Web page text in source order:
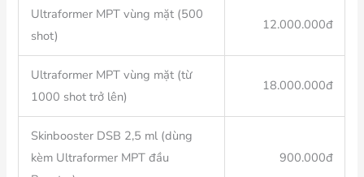
Ultraformer MPT vùng mặt (500
shot)
12.000.000đ
Ultraformer MPT vùng mặt (từ
1000 shot trở lên)
18.000.000đ
Skinbooster DSB 2,5 ml (dùng
kèm Ultraformer MPT đầu
900.000đ